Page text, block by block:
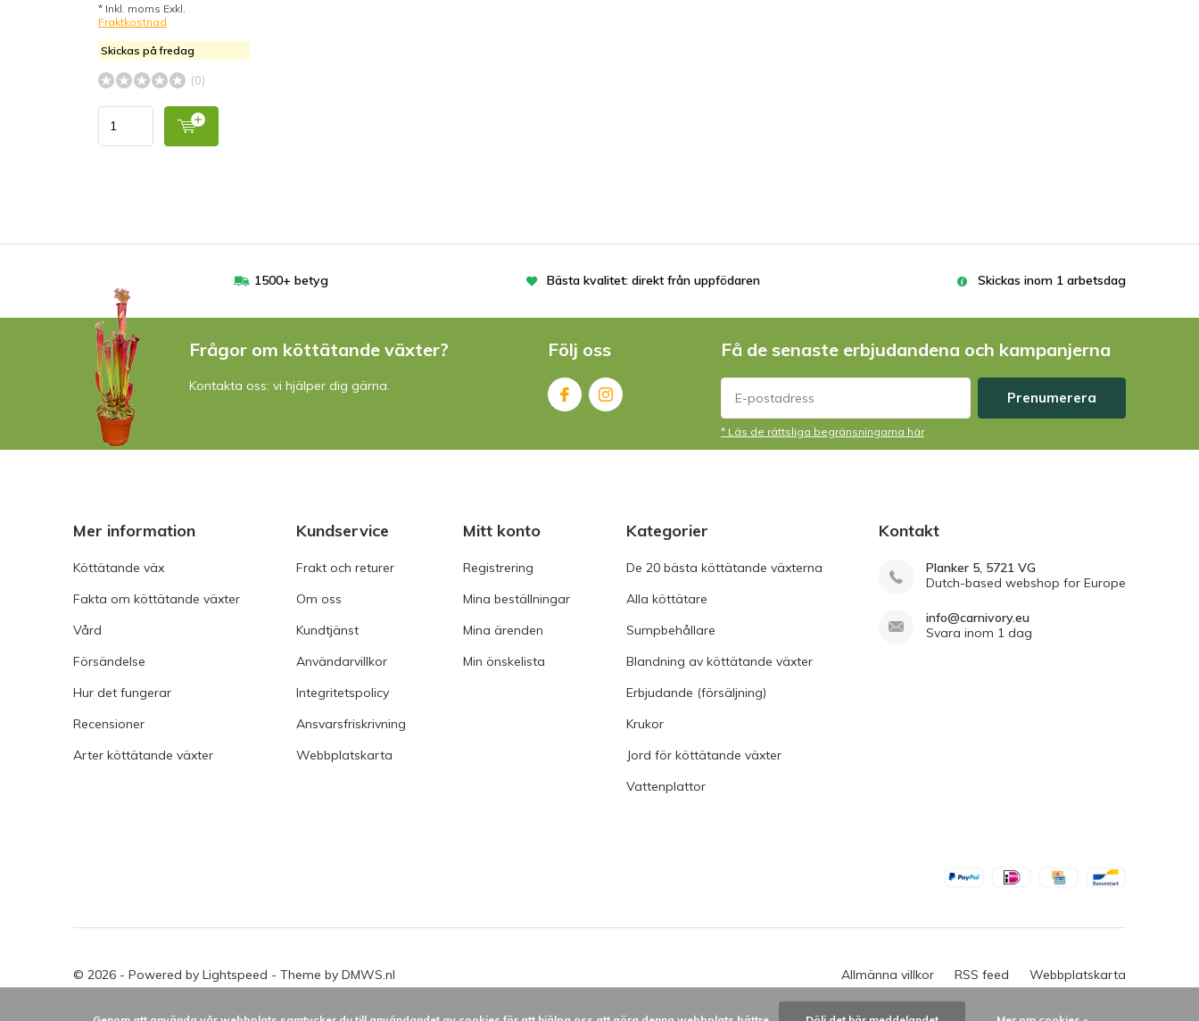
* Inkl. moms Exkl.
Fraktkostnad
Skickas på fredag
(0)
1500+ betyg Bästa kvalitet: direkt från uppfödaren Skickas inom 1 arbetsdag
Frågor om köttätande växter?
Kontakta oss: vi hjälper dig gärna.
Följ oss Få de senaste erbjudandena och kampanjerna
Prenumerera
* Läs de rättsliga begränsningarna här
Mer information
Köttätande väx
Fakta om köttätande växter
Vård
Försändelse
Hur det fungerar
Recensioner
Arter köttätande växter
Kundservice
Frakt och returer
Om oss
Kundtjänst
Användarvillkor
Integritetspolicy
Ansvarsfriskrivning
Webbplatskarta
Mitt konto
Registrering
Mina beställningar
Mina ärenden
Min önskelista
Kategorier
De 20 bästa köttätande växterna
Alla köttätare
Sumpbehållare
Blandning av köttätande växter
Erbjudande (försäljning)
Krukor
Jord för köttätande växter
Vattenplattor
Kontakt
Planker 5, 5721 VG
Dutch-based webshop for Europe
info@carnivory.eu
Svara inom 1 dag
© 2026 - Powered by Lightspeed - Theme by DMWS.nl Allmänna villkor RSS feed Webbplatskarta